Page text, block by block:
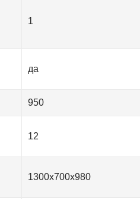
1
да
950
12
1300х700х980